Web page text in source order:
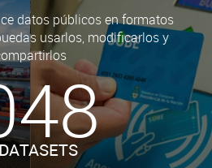
datos públicos en formatos
usarlos, modificarlos y
DATASETS